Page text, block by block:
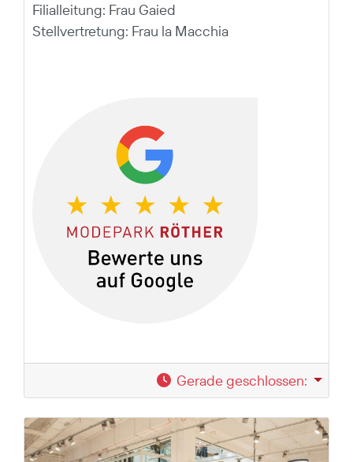
Filialleitung: Frau Gaied
Stellvertretung: Frau la Macchia
Gerade geschlossen: